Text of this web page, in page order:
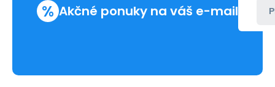
% Akčné ponuky na váš e-mail